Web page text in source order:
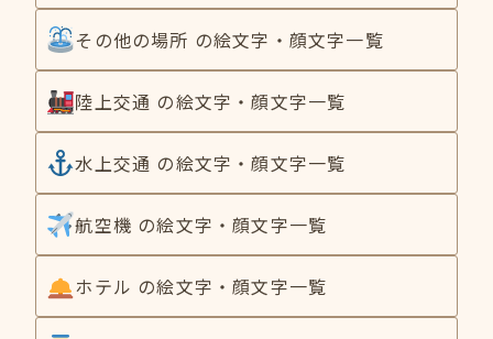
その他の場所 の絵文字・顔文字一覧
陸上交通 の絵文字・顔文字一覧
水上交通 の絵文字・顔文字一覧
航空機 の絵文字・顔文字一覧
ホテル の絵文字・顔文字一覧